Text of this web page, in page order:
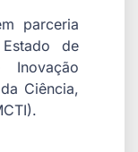
parceria
de
Inovação
Ciência,